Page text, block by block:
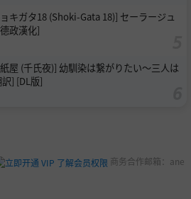
ョキガタ18 (Shoki-Gata 18)] セーラージュ
政漢化]
紙屋 (千氏夜)] 幼馴染は繋がりたい〜三人は
] [DL版]
商务合作邮箱： ane